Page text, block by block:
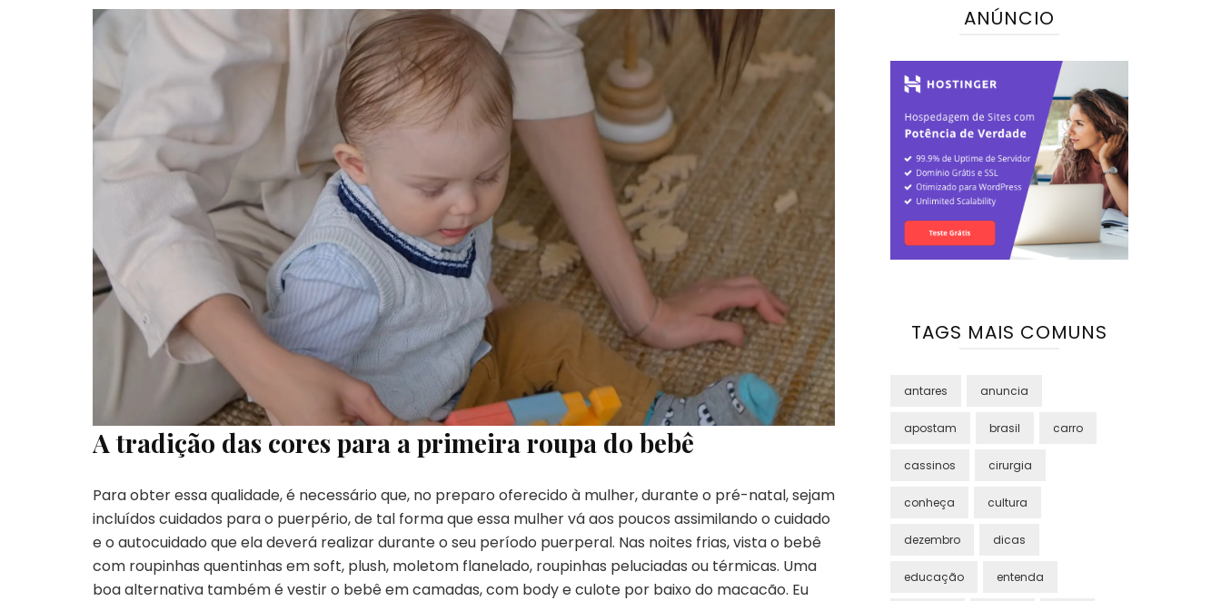
A tradição das cores para a primeira roupa do bebê
Para obter essa qualidade, é necessário que, no preparo oferecido à mulher, durante o pré-natal, sejam
incluídos cuidados para o puerpério, de tal forma que essa mulher vá aos poucos assimilando o cuidado
e o autocuidado que ela deverá realizar durante o seu período puerperal. Nas noites frias, vista o bebê
com roupinhas quentinhas em soft, plush, moletom flanelado, roupinhas peluciadas ou térmicas. Uma
boa alternativa também é vestir o bebê em camadas, com body e culote por baixo do macacão. Eu
ANÚNCIO
TAGS MAIS COMUNS
antares anuncia
apostam brasil carro
cassinos cirurgia
conheça cultura
dezembro dicas
educação entenda